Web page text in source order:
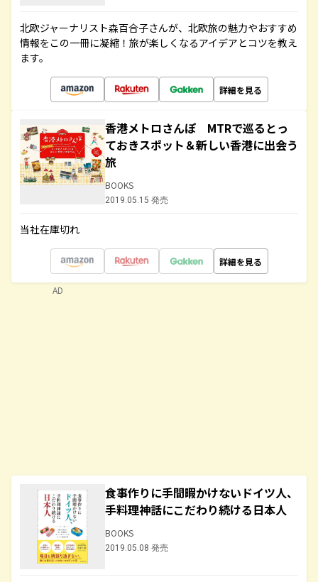
北欧ジャーナリスト森百合子さんが、北欧旅の魅力やおすすめ
情報をこの一冊に凝縮！旅が楽しくなるアイデアとコツを教え
ます。
詳細を見る
香港メトロさんぽ MTRで巡るとっ
ておきスポット＆新しい香港に出会う
旅
BOOKS
2019.05.15 発売
当社在庫切れ
詳細を見る
食事作りに手間暇かけないドイツ人、
手料理神話にこだわり続ける日本人
BOOKS
2019.05.08 発売
AD